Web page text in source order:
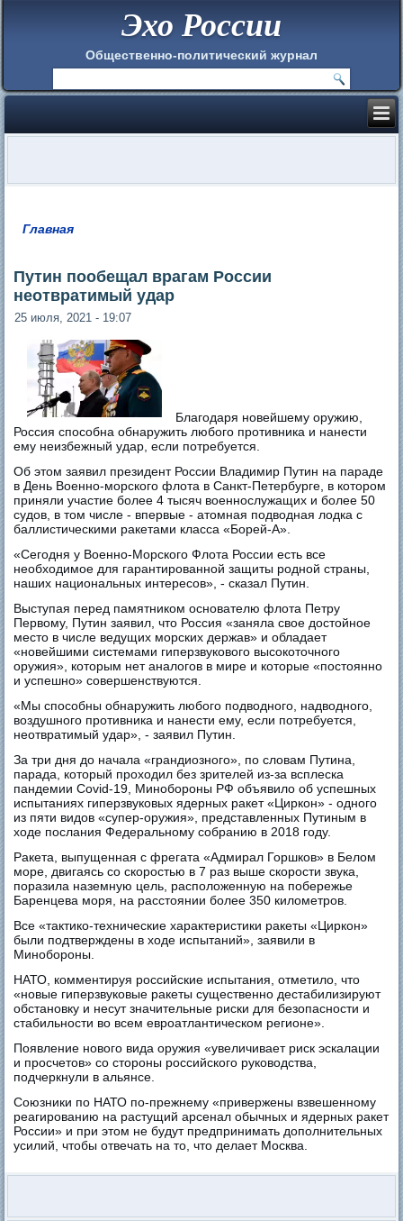
Эхо России
Общественно-политический журнал
Главная
Путин пообещал врагам России
неотвратимый удар
25 июля, 2021 - 19:07
Благодаря новейшему оружию,
Россия способна обнаружить любого противника и нанести
ему неизбежный удар, если потребуется.
Об этом заявил президент России Владимир Путин на параде
в День Военно-морского флота в Санкт-Петербурге, в котором
приняли участие более 4 тысяч военнослужащих и более 50
судов, в том числе - впервые - атомная подводная лодка с
баллистическими ракетами класса «Борей-А».
«Сегодня у Военно-Морского Флота России есть все
необходимое для гарантированной защиты родной страны,
наших национальных интересов», - сказал Путин.
Выступая перед памятником основателю флота Петру
Первому, Путин заявил, что Россия «заняла свое достойное
место в числе ведущих морских держав» и обладает
«новейшими системами гиперзвукового высокоточного
оружия», которым нет аналогов в мире и которые «постоянно
и успешно» совершенствуются.
«Мы способны обнаружить любого подводного, надводного,
воздушного противника и нанести ему, если потребуется,
неотвратимый удар», - заявил Путин.
За три дня до начала «грандиозного», по словам Путина,
парада, который проходил без зрителей из-за всплеска
пандемии Сovid-19, Минобороны РФ объявило об успешных
испытаниях гиперзвуковых ядерных ракет «Циркон» - одного
из пяти видов «супер-оружия», представленных Путиным в
ходе послания Федеральному собранию в 2018 году.
Ракета, выпущенная с фрегата «Адмирал Горшков» в Белом
море, двигаясь со скоростью в 7 раз выше скорости звука,
поразила наземную цель, расположенную на побережье
Баренцева моря, на расстоянии более 350 километров.
Все «тактико-технические характеристики ракеты «Циркон»
были подтверждены в ходе испытаний», заявили в
Минобороны.
НАТО, комментируя российские испытания, отметило, что
«новые гиперзвуковые ракеты существенно дестабилизируют
обстановку и несут значительные риски для безопасности и
стабильности во всем евроатлантическом регионе».
Появление нового вида оружия «увеличивает риск эскалации
и просчетов» со стороны российского руководства,
подчеркнули в альянсе.
Союзники по НАТО по-прежнему «привержены взвешенному
реагированию на растущий арсенал обычных и ядерных ракет
России» и при этом не будут предпринимать дополнительных
усилий, чтобы отвечать на то, что делает Москва.